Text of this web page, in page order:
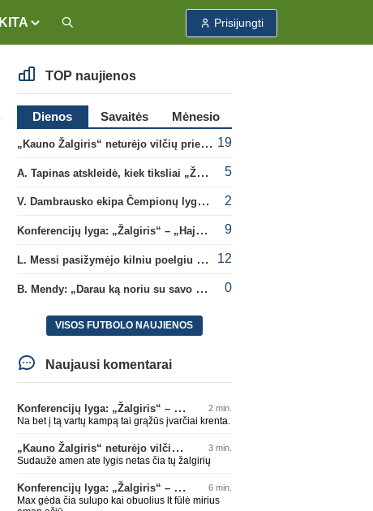
KITA Prisijungti
TOP naujienos
Dienos Savaitės
Mėnesio
„Kauno Žalgiris“ neturėjo vilčių prieš „Dinamo“ 19
A. Tapinas atskleidė, kiek tiksliai „Žalgiris“ jau uždirbo iš UEFA premijų 5
V. Dambrausko ekipa Čempionų lygos atrankoje patyrė skaudžią nesėkmę 2
Konferencijų lyga: „Žalgiris“ – „Hajduk“ (rungtynės tiesiogiai) 9
L. Messi pasižymėjo kilniu poelgiu dėl kilusių gaisrų Madride 12
B. Mendy: „Darau ką noriu su savo pasaulio čempionato titulu“ 0
VISOS FUTBOLO NAUJIENOS
Naujausi komentarai
Konferencijų lyga: „Žalgiris“ – „Hajduk“ (rungtynės tiesiogiai) 2 min.
Na bet į tą vartų kampą tai grąžūs įvarčiai krenta.
„Kauno Žalgiris“ neturėjo vilčių prieš „Dinamo“ 3 min.
Sudaužė amen ate lygis netas čia tų žalgirių
Konferencijų lyga: „Žalgiris“ – „Hajduk“ (rungtynės tiesiogiai) 6 min.
Max gėda čia sulupo kai obuolius lt fūlė mirius